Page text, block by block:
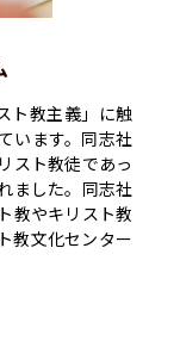
ト教主義」に触
います。同志社
スト教徒であっ
ました。同志社
教やキリスト教
教文化センター